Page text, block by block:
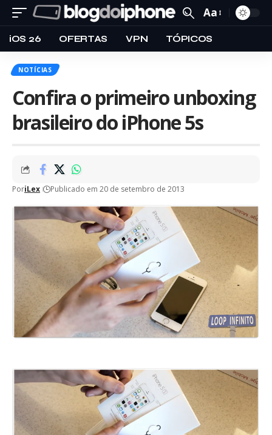
Aa
iOS 26 OFERTAS VPN TÓPICOS
NOTÍCIAS
Confira o primeiro unboxing
brasileiro do iPhone 5s
PoriLex Publicado em 20 de setembro de 2013